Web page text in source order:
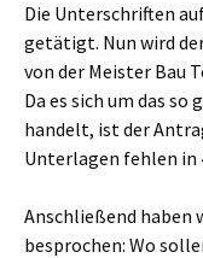
Die Unterschriften
getätigt. Nun wird
von der Meister Bau
Da es sich um das
handelt, ist der
Unterlagen fehlen in
Anschließend haben
besprochen: Wo